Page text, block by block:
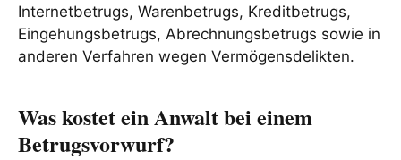
Internetbetrugs, Warenbetrugs, Kreditbetrugs,
Eingehungsbetrugs, Abrechnungsbetrugs sowie in
anderen Verfahren wegen Vermögensdelikten.
Was kostet ein Anwalt bei einem
Betrugsvorwurf?